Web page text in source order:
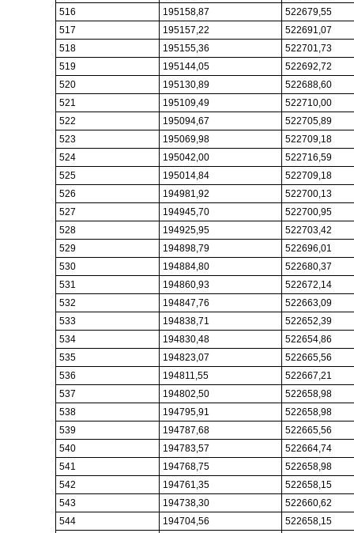
516
195158,87
522679,55
517
195157,22
522691,07
518
195155,36
522701,73
519
195144,05
522692,72
520
195130,89
522688,60
521
195109,49
522710,00
522
195094,67
522705,89
523
195069,98
522709,18
524
195042,00
522716,59
525
195014,84
522709,18
526
194981,92
522700,13
527
194945,70
522700,95
528
194925,95
522703,42
529
194898,79
522696,01
530
194884,80
522680,37
531
194860,93
522672,14
532
194847,76
522663,09
533
194838,71
522652,39
534
194830,48
522654,86
535
194823,07
522665,56
536
194811,55
522667,21
537
194802,50
522658,98
538
194795,91
522658,98
539
194787,68
522665,56
540
194783,57
522664,74
541
194768,75
522658,98
542
194761,35
522658,15
543
194738,30
522660,62
544
194704,56 522658,15